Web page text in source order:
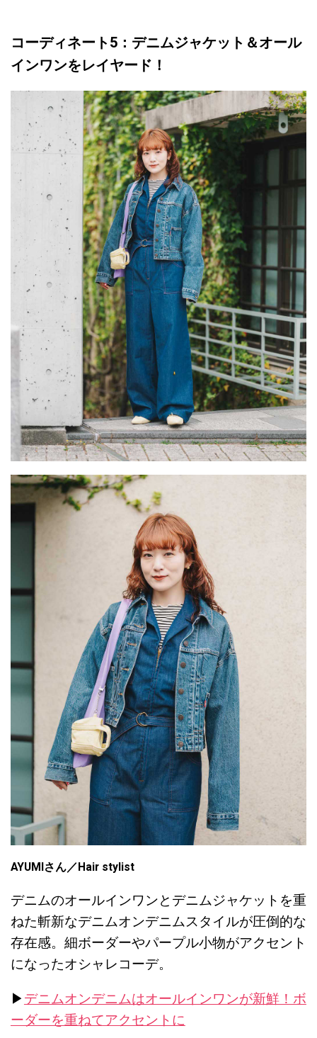
コーディネート5：デニムジャケット＆オール
インワンをレイヤード！
AYUMIさん／Hair stylist
デニムのオールインワンとデニムジャケットを重
ねた斬新なデニムオンデニムスタイルが圧倒的な
存在感。細ボーダーやパープル小物がアクセント
になったオシャレコーデ。
▶︎デニムオンデニムはオールインワンが新鮮！ボ
ーダーを重ねてアクセントに